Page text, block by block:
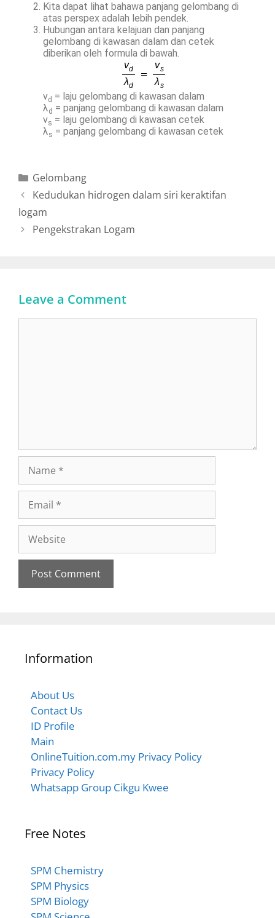
Kita dapat lihat bahawa panjang gelombang di
atas perspex adalah lebih pendek.
Hubungan antara kelajuan dan panjang
gelombang di kawasan dalam dan cetek
diberikan oleh formula di bawah.
vd = laju gelombang di kawasan dalam
λd = panjang gelombang di kawasan dalam
vs = laju gelombang di kawasan cetek
λs = panjang gelombang di kawasan cetek
Gelombang
Kedudukan hidrogen dalam siri keraktifan
logam
Pengekstrakan Logam
Leave a Comment
Information
About Us
Contact Us
ID Profile
Main
OnlineTuition.com.my Privacy Policy
Privacy Policy
Whatsapp Group Cikgu Kwee
Free Notes
SPM Chemistry
SPM Physics
SPM Biology